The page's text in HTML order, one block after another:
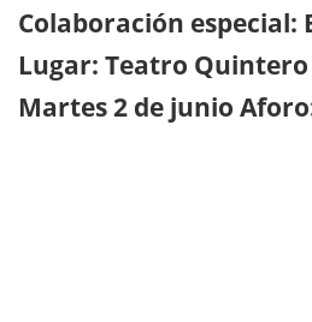
Colaboración especial:
Lugar: Teatro Quintero
Martes 2 de junio